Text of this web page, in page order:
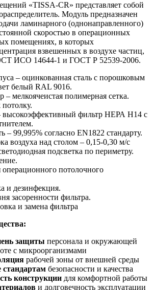
«TISSA-CR» представляет собой
Модуль предназначен
ламинарного (однонаправленного)
скоростью в операционных
помещениях, в которых
взвешенных в воздухе частиц,
ИСО 14644-1 и ГОСТ Р 52539-2006.
– оцинкованная сталь с порошковым
белый RAL 9016.
– мелкоячеистая полимерная сетка.
высокоэффективный фильтр НЕРА Н14 с
– 99,995% согласно EN1822 стандарту.
воздуха над столом – 0,15-0,30 м/с
подсветка по периметру.
операционного потолочного
и дезинфекция.
засоренности фильтра.
и замена фильтра
защиты персонала и окружающей
с микроорганизмами
рабочей зоны от внешней среды
стандартам безопасности и качества
конструкции для комфортной работы
и долговечность эксплуатации